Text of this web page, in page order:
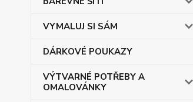
VYMALUJ SI SÁM
DÁRKOVÉ POUKAZY
VÝTVARNÉ POTŘEBY A
OMALOVÁNKY